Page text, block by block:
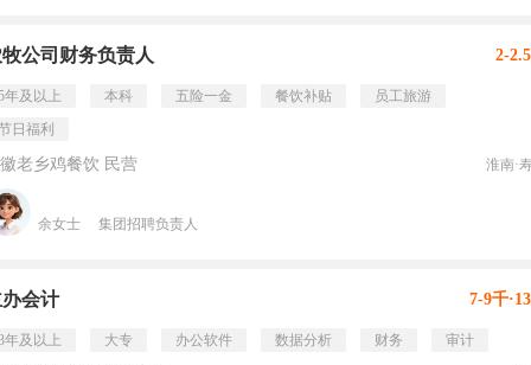
公司财务负责人 2-
年及以上 本科 五险一金 餐饮补贴
员工旅游
日福利
老乡鸡餐饮 民营 淮南·
余女士 集团招聘负责人
会计 7-9千
年及以上 大专 办公软件 数据分析 财务 审计